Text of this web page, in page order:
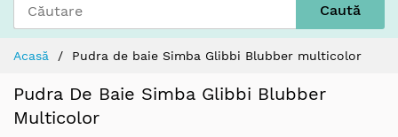
Caută
Acasă Pudra de baie Simba Glibbi Blubber multicolor
Pudra De Baie Simba Glibbi Blubber
Multicolor